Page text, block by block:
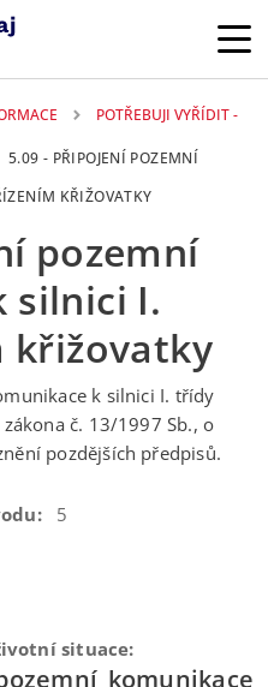
POTŘEBUJI VYŘÍDIT -
5.09 - PŘIPOJENÍ POZEMNÍ
KŘIŽOVATKY
pozemní
silnici I.
křižovatky
k silnici I. třídy
č. 13/1997 Sb., o
pozdějších předpisů.
5
situace:
komunikace